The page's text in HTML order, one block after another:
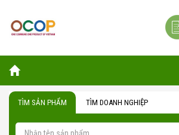
TÌM SẢN PHẨM TÌM DOANH NGHIỆP